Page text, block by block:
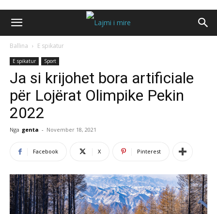
Ballina E spikatur
E spikatur Sport
Ja si krijohet bora artificiale
për Lojërat Olimpike Pekin
2022
Nga genta - November 18, 2021
Facebook X Pinterest